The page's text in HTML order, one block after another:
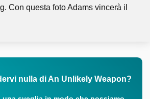
Con questa foto Adams vincerà il
nulla di An Unlikely Weapon?